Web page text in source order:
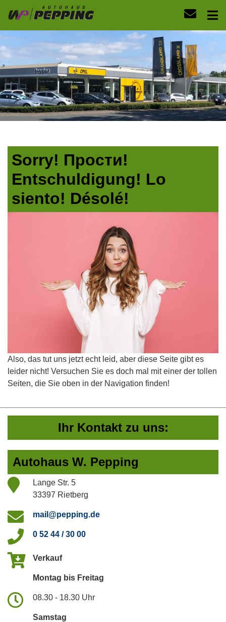
Sorry! Прости!
Entschuldigung! Lo
siento! Désolé!
Also, das tut uns jetzt echt leid, aber diese Seite gibt es
leider nicht! Versuchen Sie es doch mal mit einer der tollen
Seiten, die Sie oben in der Navigation finden!
Ihr Kontakt zu uns:
Autohaus W. Pepping
Lange Str. 5
33397 Rietberg
mail@pepping.de
0 52 44 / 30 00
Verkauf
Montag bis Freitag
08.30 - 18.30 Uhr
Samstag